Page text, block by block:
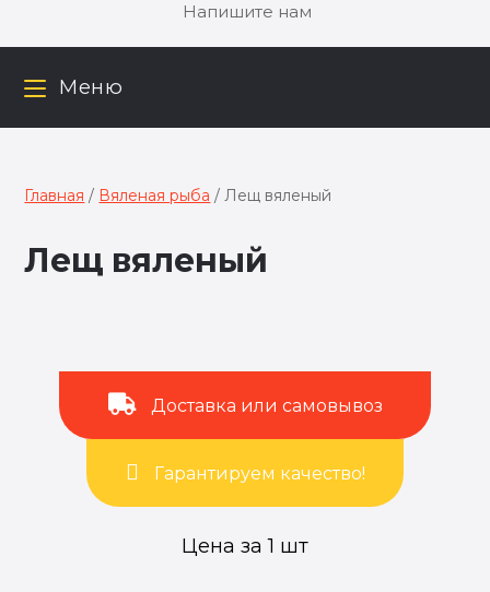
Напишите нам
Меню
Главная / Вяленая рыба / Лещ вяленый
Лещ вяленый
Доставка или самовывоз
Гарантируем качество!
Цена за 1 шт